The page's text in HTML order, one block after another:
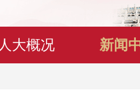
人大概况 新闻